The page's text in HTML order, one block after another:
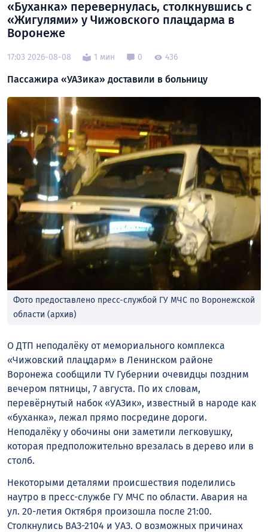
«Буханка» перевернулась, столкнувшись с
«Жигулями» у Чижовского плацдарма в
Воронеже
17:03 2026-08-08 1 мин 0 436
Пассажира «УАЗика» доставили в больницу
Фото предоставлено пресс-службой ГУ МЧС по Воронежской
области (архив)
О ДТП неподалёку от мемориального комплекса
«Чижовский плацдарм» в Ленинском районе
Воронежа сообщили TV Губернии очевидцы поздним
вечером пятницы, 7 августа. По их словам,
перевёрнутый набок «УАЗик», известный в народе как
«буханка», лежал прямо посредине дороги.
Неподалёку у обочины они заметили легковушку,
которая предположительно врезалась в дерево или в
столб.
Некоторыми деталями происшествия поделились
наутро в пресс-службе ГУ МЧС по области. Авария на
ул. 20-летия Октября произошла после 21:00.
Столкнулись ВАЗ-2104 и УАЗ. О возможных причинах